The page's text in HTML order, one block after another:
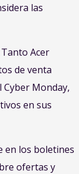
las
Tanto Acer
de venta
Cyber Monday,
en sus
en los boletines
ofertas y